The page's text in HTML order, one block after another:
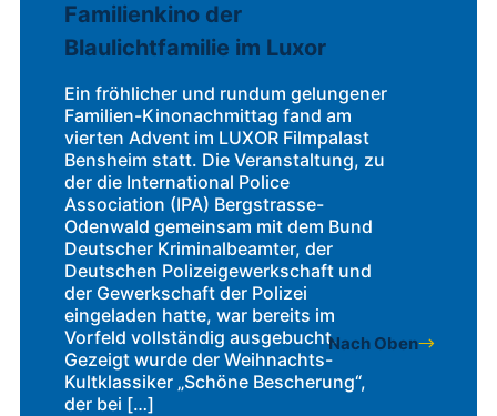
Familienkino der
Blaulichtfamilie im Luxor
Ein fröhlicher und rundum gelungener
Familien-Kinonachmittag fand am
vierten Advent im LUXOR Filmpalast
Bensheim statt. Die Veranstaltung, zu
der die International Police
Association (IPA) Bergstrasse-
Odenwald gemeinsam mit dem Bund
Deutscher Kriminalbeamter, der
Deutschen Polizeigewerkschaft und
der Gewerkschaft der Polizei
eingeladen hatte, war bereits im
Vorfeld vollständig ausgebucht.
Gezeigt wurde der Weihnachts-
Kultklassiker „Schöne Bescherung“,
der bei […]
Nach Oben